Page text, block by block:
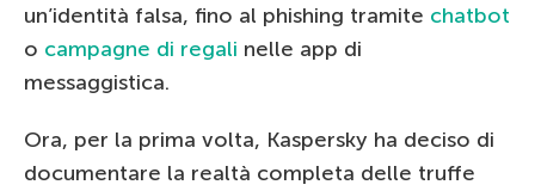
un’identità falsa, fino al phishing tramite chatbot
o campagne di regali nelle app di
messaggistica.
Ora, per la prima volta, Kaspersky ha deciso di
documentare la realtà completa delle truffe